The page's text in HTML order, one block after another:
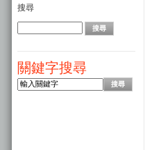
搜尋
關鍵字搜尋